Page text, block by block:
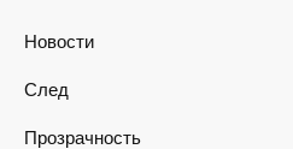
Новости
След
Прозрачность